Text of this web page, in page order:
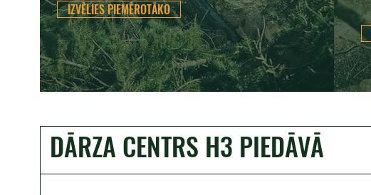
IZVĒLIES PIEMĒROTĀKO
DĀRZA CENTRS H3 PIEDĀVĀ